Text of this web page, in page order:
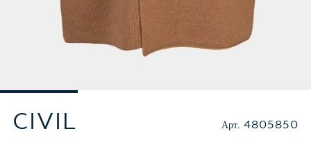
CIVIL Арт. 4805850